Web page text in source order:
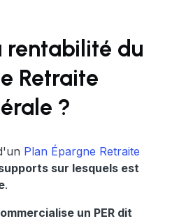
rentabilité du
Retraite
?
Plan Épargne Retraite
sur lesquels est
.
un PER dit